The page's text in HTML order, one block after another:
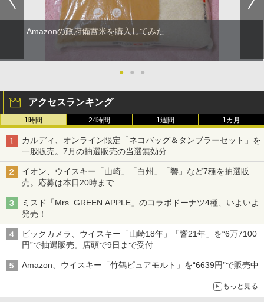
Amazonの政府備蓄米を購入してみた
● ● ●
アクセスランキング
1時間 24時間 1週間 1カ月
カルディ、オンライン限定「ネコバッグ＆タンブラーセット」を
一般販売。7月の抽選販売の当選無効分
イオン、ウイスキー「山崎」「白州」「響」など7種を抽選販
売。応募は本日20時まで
ミスド「Mrs. GREEN APPLE」のコラボドーナツ4種、いよいよ
発売！
ビックカメラ、ウイスキー「山崎18年」「響21年」を“6万7100
円”で抽選販売。店頭で9日まで受付
Amazon、ウイスキー「竹鶴ピュアモルト」を“6639円”で販売中
もっと見る